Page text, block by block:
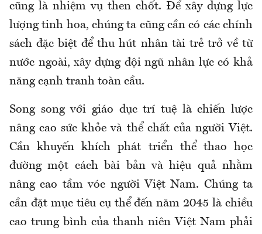
cũng là nhiệm vụ then chốt. Để xây dựng lực
lượng tinh hoa, chúng ta cũng cần có các chính
sách đặc biệt để thu hút nhân tài trẻ trở về từ
nước ngoài, xây dựng đội ngũ nhân lực có khả
năng cạnh tranh toàn cầu.
Song song với giáo dục trí tuệ là chiến lược
nâng cao sức khỏe và thể chất của người Việt.
Cần khuyến khích phát triển thể thao học
đường một cách bài bản và hiệu quả nhằm
nâng cao tầm vóc người Việt Nam. Chúng ta
cần đặt mục tiêu cụ thể đến năm 2045 là chiều
cao trung bình của thanh niên Việt Nam phải